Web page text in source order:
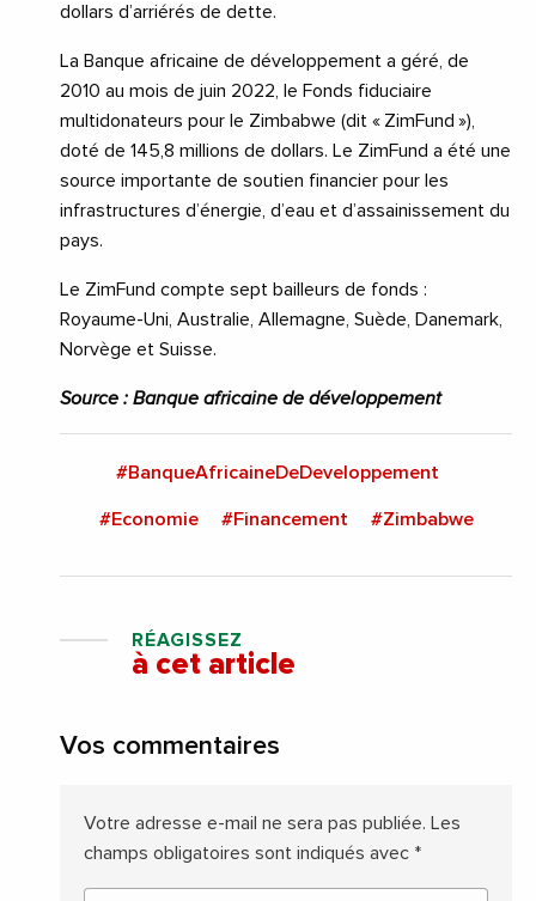
dollars d’arriérés de dette.
La Banque africaine de développement a géré, de
2010 au mois de juin 2022, le Fonds fiduciaire
multidonateurs pour le Zimbabwe (dit « ZimFund »),
doté de 145,8 millions de dollars. Le ZimFund a été une
source importante de soutien financier pour les
infrastructures d’énergie, d’eau et d’assainissement du
pays.
Le ZimFund compte sept bailleurs de fonds :
Royaume-Uni, Australie, Allemagne, Suède, Danemark,
Norvège et Suisse.
Source : Banque africaine de développement
#BanqueAfricaineDeDeveloppement
#Economie #Financement #Zimbabwe
RÉAGISSEZ
à cet article
Vos commentaires
Votre adresse e-mail ne sera pas publiée. Les
champs obligatoires sont indiqués avec *